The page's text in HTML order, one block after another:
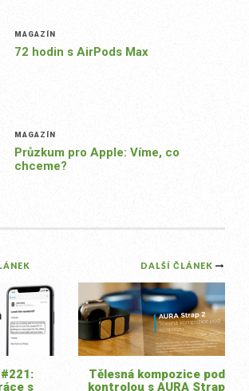
MAGAZÍN
72 hodin s AirPods Max
MAGAZÍN
Průzkum pro Apple: Víme, co
chceme?
DALŠÍ ČLÁNEK
Tělesná kompozice pod
kontrolou s AURA Strap
s